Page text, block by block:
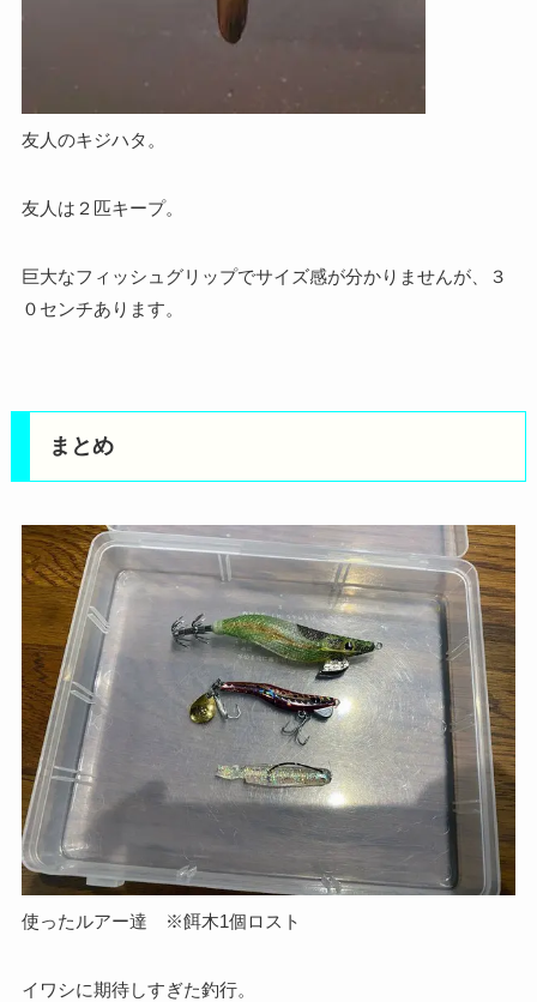
友人のキジハタ。
友人は２匹キープ。
巨大なフィッシュグリップでサイズ感が分かりませんが、３
０センチあります。
まとめ
使ったルアー達 ※餌木1個ロスト
イワシに期待しすぎた釣行。